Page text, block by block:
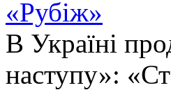
«Рубіж»
В Україні
наступу»: